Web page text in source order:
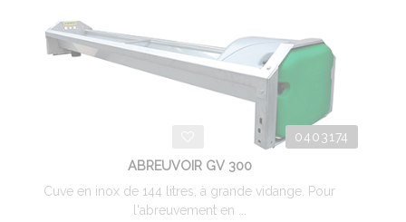
0403174
ABREUVOIR GV 300
Cuve en inox de 144 litres, à grande vidange. Pour
l'abreuvement en ...